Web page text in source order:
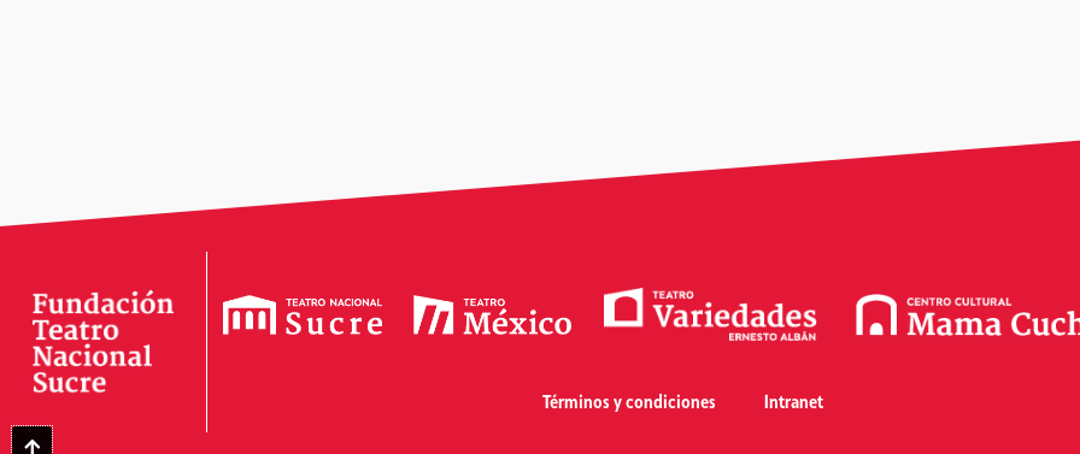
Términos y condiciones Intranet